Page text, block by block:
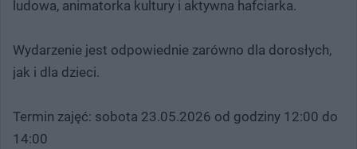
ludowa, animatorka kultury i aktywna hafciarka.
Wydarzenie jest odpowiednie zarówno dla dorosłych,
jak i dla dzieci.
Termin zajęć: sobota 23.05.2026 od godziny 12:00 do
14:00